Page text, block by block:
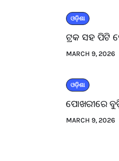
ଓଡ଼ିଶା
ଟ୍ରକ ସହ ପିଟି
MARCH 9, 2026
ଓଡ଼ିଶା
ପୋଖରୀରେ
MARCH 9, 2026